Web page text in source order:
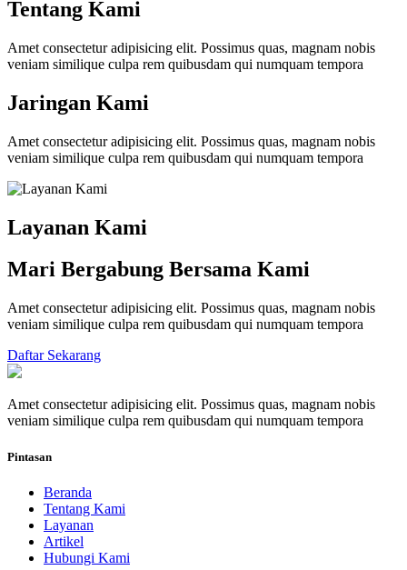
Tentang Kami
Amet consectetur adipisicing elit. Possimus quas, magnam nobis
veniam similique culpa rem quibusdam qui numquam tempora
Jaringan Kami
Amet consectetur adipisicing elit. Possimus quas, magnam nobis
veniam similique culpa rem quibusdam qui numquam tempora
Layanan Kami
Mari Bergabung Bersama Kami
Amet consectetur adipisicing elit. Possimus quas, magnam nobis
veniam similique culpa rem quibusdam qui numquam tempora
Daftar Sekarang
Amet consectetur adipisicing elit. Possimus quas, magnam nobis
veniam similique culpa rem quibusdam qui numquam tempora
Pintasan
Beranda
Tentang Kami
Layanan
Artikel
Hubungi Kami